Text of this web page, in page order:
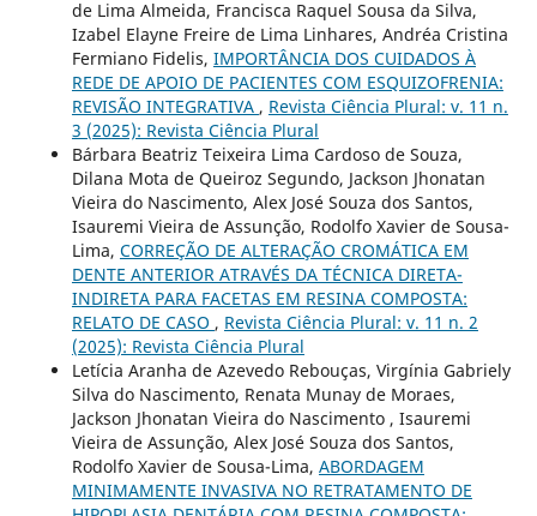
de Lima Almeida, Francisca Raquel Sousa da Silva,
Izabel Elayne Freire de Lima Linhares, Andréa Cristina
Fermiano Fidelis, IMPORTÂNCIA DOS CUIDADOS À
REDE DE APOIO DE PACIENTES COM ESQUIZOFRENIA:
REVISÃO INTEGRATIVA , Revista Ciência Plural: v. 11 n.
3 (2025): Revista Ciência Plural
Bárbara Beatriz Teixeira Lima Cardoso de Souza,
Dilana Mota de Queiroz Segundo, Jackson Jhonatan
Vieira do Nascimento, Alex José Souza dos Santos,
Isauremi Vieira de Assunção, Rodolfo Xavier de Sousa-
Lima, CORREÇÃO DE ALTERAÇÃO CROMÁTICA EM
DENTE ANTERIOR ATRAVÉS DA TÉCNICA DIRETA-
INDIRETA PARA FACETAS EM RESINA COMPOSTA:
RELATO DE CASO , Revista Ciência Plural: v. 11 n. 2
(2025): Revista Ciência Plural
Letícia Aranha de Azevedo Rebouças, Virgínia Gabriely
Silva do Nascimento, Renata Munay de Moraes,
Jackson Jhonatan Vieira do Nascimento , Isauremi
Vieira de Assunção, Alex José Souza dos Santos,
Rodolfo Xavier de Sousa-Lima, ABORDAGEM
MINIMAMENTE INVASIVA NO RETRATAMENTO DE